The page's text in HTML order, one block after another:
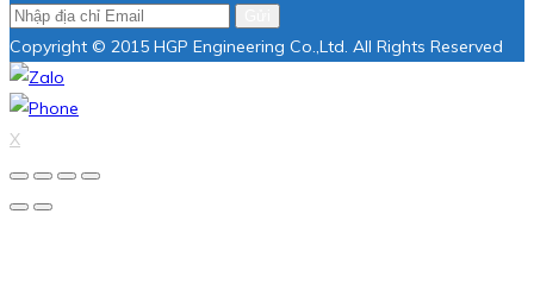
Copyright © 2015 HGP Engineering Co.,Ltd. All Rights Reserved
X